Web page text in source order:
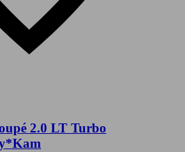
2.0 LT Turbo